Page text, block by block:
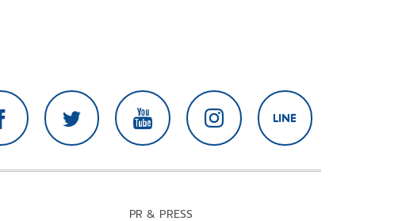
PR & PRESS